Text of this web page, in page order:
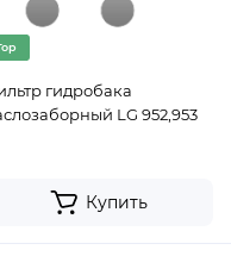
гидробака
LG 952,953
Купить